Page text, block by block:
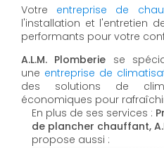
Votre entreprise de
l'installation et l'entretien
performants pour votre
A.L.M. Plomberie se
une entreprise de
des solutions de
économiques pour
En plus de ses services :
de plancher chauffant,
propose aussi :